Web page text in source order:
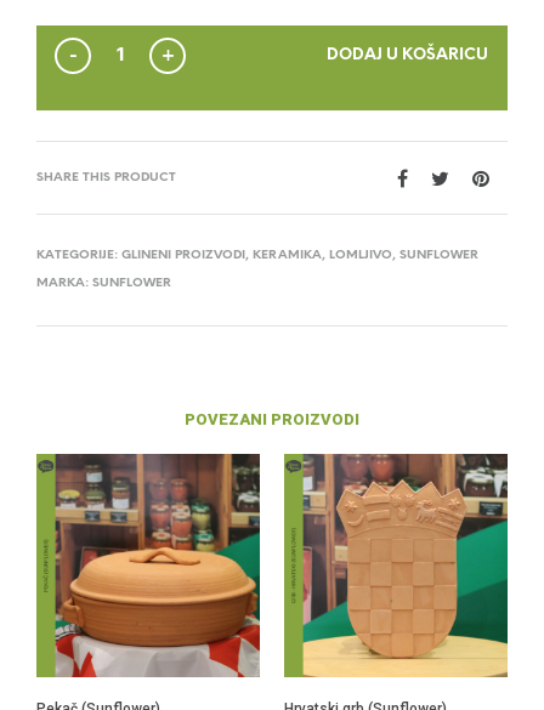
DODAJ U KOŠARICU
SHARE THIS PRODUCT
KATEGORIJE: GLINENI PROIZVODI , KERAMIKA, LOMLJIVO, SUNFLOWER
MARKA: SUNFLOWER
POVEZANI PROIZVODI